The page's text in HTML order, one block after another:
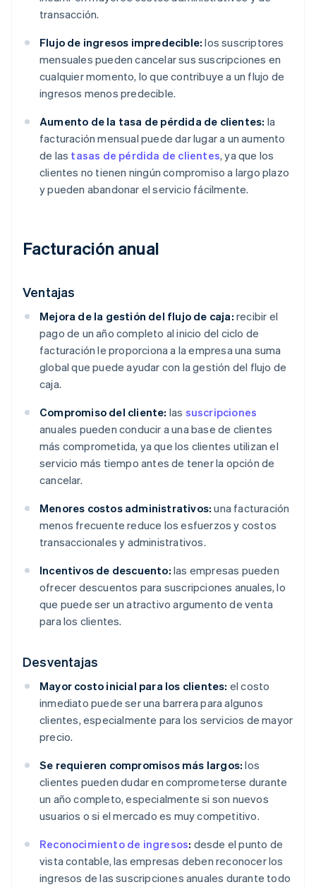
transacción.
Flujo de ingresos impredecible: los suscriptores
mensuales pueden cancelar sus suscripciones en
cualquier momento, lo que contribuye a un flujo de
ingresos menos predecible.
Aumento de la tasa de pérdida de clientes: la
facturación mensual puede dar lugar a un aumento
de las tasas de pérdida de clientes, ya que los
clientes no tienen ningún compromiso a largo plazo
y pueden abandonar el servicio fácilmente.
Facturación anual
Ventajas
Mejora de la gestión del flujo de caja: recibir el
pago de un año completo al inicio del ciclo de
facturación le proporciona a la empresa una suma
global que puede ayudar con la gestión del flujo de
caja.
Compromiso del cliente: las suscripciones
anuales pueden conducir a una base de clientes
más comprometida, ya que los clientes utilizan el
servicio más tiempo antes de tener la opción de
cancelar.
Menores costos administrativos: una facturación
menos frecuente reduce los esfuerzos y costos
transaccionales y administrativos.
Incentivos de descuento: las empresas pueden
ofrecer descuentos para suscripciones anuales, lo
que puede ser un atractivo argumento de venta
para los clientes.
Desventajas
Mayor costo inicial para los clientes: el costo
inmediato puede ser una barrera para algunos
clientes, especialmente para los servicios de mayor
precio.
Se requieren compromisos más largos: los
clientes pueden dudar en comprometerse durante
un año completo, especialmente si son nuevos
usuarios o si el mercado es muy competitivo.
Reconocimiento de ingresos: desde el punto de
vista contable, las empresas deben reconocer los
ingresos de las suscripciones anuales durante todo